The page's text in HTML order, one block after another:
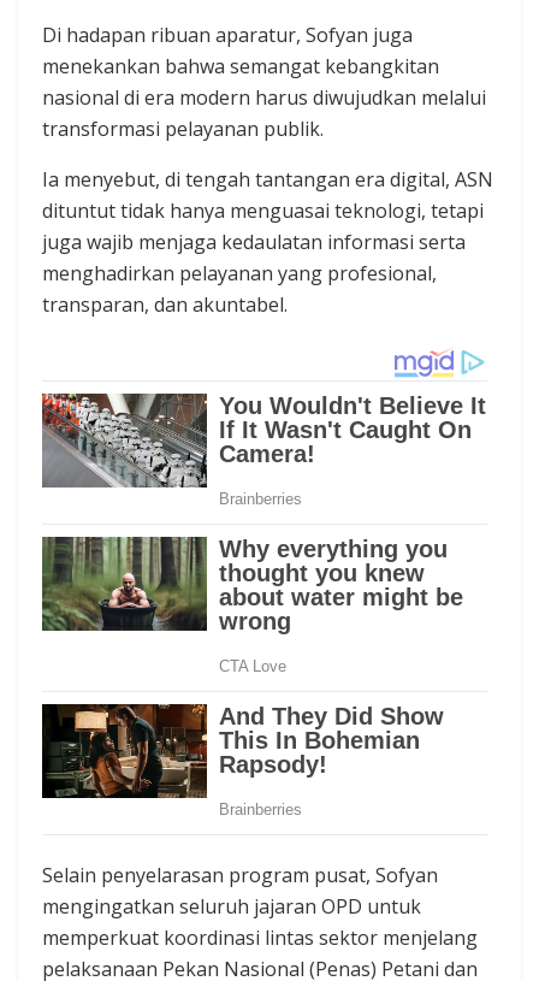
Di hadapan ribuan aparatur, Sofyan juga
menekankan bahwa semangat kebangkitan
nasional di era modern harus diwujudkan melalui
transformasi pelayanan publik.
Ia menyebut, di tengah tantangan era digital, ASN
dituntut tidak hanya menguasai teknologi, tetapi
juga wajib menjaga kedaulatan informasi serta
menghadirkan pelayanan yang profesional,
transparan, dan akuntabel.
Selain penyelarasan program pusat, Sofyan
mengingatkan seluruh jajaran OPD untuk
memperkuat koordinasi lintas sektor menjelang
pelaksanaan Pekan Nasional (Penas) Petani dan